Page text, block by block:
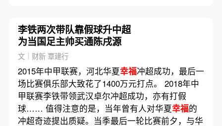
李铁两次带队靠假球升中超
为当国足主帅买通陈戌源
文｜财新 覃建行
2015年中甲联赛，河北华夏幸福冲超成功，最后一
场比赛俱乐部大致花了1400万元打点。 2018年中
甲联赛李铁带领武汉卓尔冲超成功，亦有打假
球…… 值得注意的是，当年曾有人对华夏幸福的
冲超奇迹提出质疑。当季最后一轮比赛前夕，与华